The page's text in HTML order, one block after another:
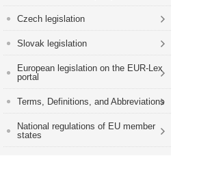
Czech legislation
Slovak legislation
European legislation on the EUR-Lex
portal
Terms, Definitions, and Abbreviations
National regulations of EU member
states